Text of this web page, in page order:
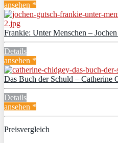
ansehen *
Frankie: Unter Menschen –
Details
ansehen *
Das Buch der Schuld – Catherine
Details
ansehen *
Preisvergleich